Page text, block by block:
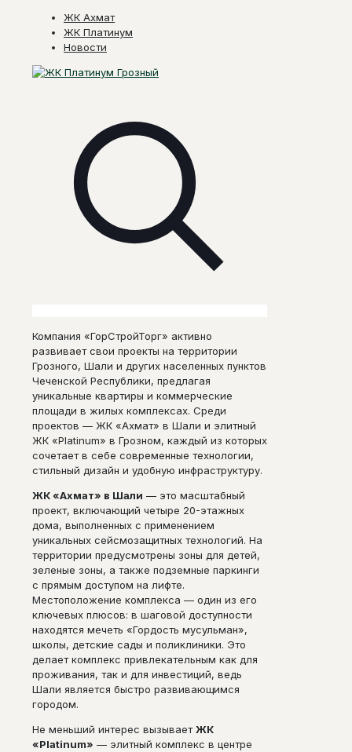
ЖК Ахмат
ЖК Платинум
Новости
Компания «ГорСтройТорг» активно
развивает свои проекты на территории
Грозного, Шали и других населенных пунктов
Чеченской Республики, предлагая
уникальные квартиры и коммерческие
площади в жилых комплексах. Среди
проектов — ЖК «Ахмат» в Шали и элитный
ЖК «Platinum» в Грозном, каждый из которых
сочетает в себе современные технологии,
стильный дизайн и удобную инфраструктуру.
ЖК «Ахмат» в Шали — это масштабный
проект, включающий четыре 20-этажных
дома, выполненных с применением
уникальных сейсмозащитных технологий. На
территории предусмотрены зоны для детей,
зеленые зоны, а также подземные паркинги
с прямым доступом на лифте.
Местоположение комплекса — один из его
ключевых плюсов: в шаговой доступности
находятся мечеть «Гордость мусульман»,
школы, детские сады и поликлиники. Это
делает комплекс привлекательным как для
проживания, так и для инвестиций, ведь
Шали является быстро развивающимся
городом.
Не меньший интерес вызываетЖК
«Platinum» — элитный комплекс в центре